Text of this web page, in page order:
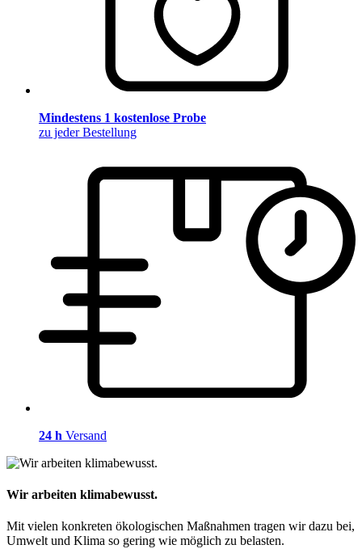
Mindestens 1 kostenlose Probe
zu jeder Bestellung
24 h Versand
Wir arbeiten klimabewusst.
Mit vielen konkreten ökologischen Maßnahmen tragen wir dazu bei,
Umwelt und Klima so gering wie möglich zu belasten.